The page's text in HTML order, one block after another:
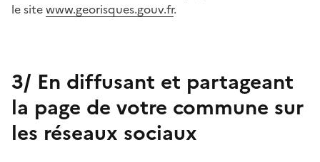
le sitewww.georisques.gouv.fr.
3/ En diffusant et partageant
la page de votre commune sur
les réseaux sociaux